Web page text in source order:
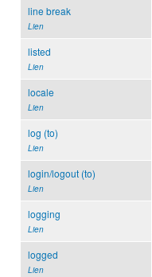
line break
Lien
listed
Lien
locale
Lien
log (to)
Lien
login/logout (to)
Lien
logging
Lien
logged
Lien